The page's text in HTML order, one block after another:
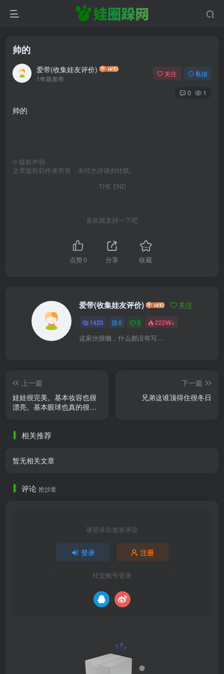
帅的
爱带(收集娃友评价)
1年前发布
关注 私信
0 1
帅的
© 版权声明
文章版权归作者所有，未经允许请勿转载。
THE END
喜欢就支持一下吧
点赞0 分享 收藏
爱带(收集娃友评价) 关注
1420 0 3 222W+
这家伙很懒，什么都没有写...
上一篇
娃娃很完美。基本妆容也很
漂亮。基本眼球也真的很
下一篇
兄弟这谁顶得住很冬日
相关推荐
暂无相关文章
评论 抢沙发
请登录后发表评论
登录 注册
社交账号登录